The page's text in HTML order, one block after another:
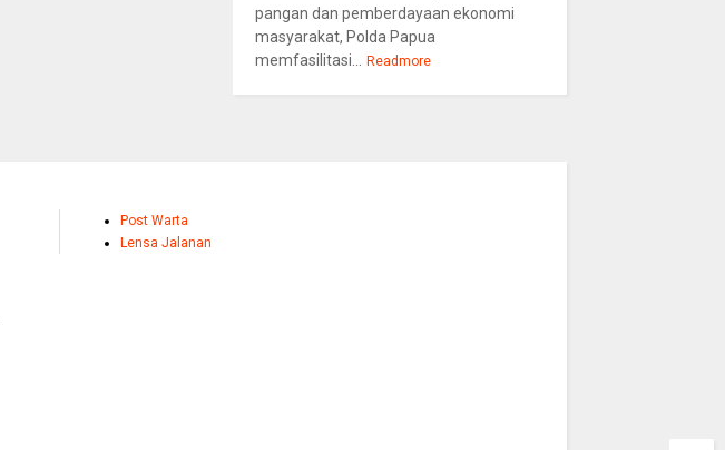
pangan dan pemberdayaan ekonomi
masyarakat, Polda Papua
memfasilitasi...
Readmore
Post Warta
Lensa Jalanan